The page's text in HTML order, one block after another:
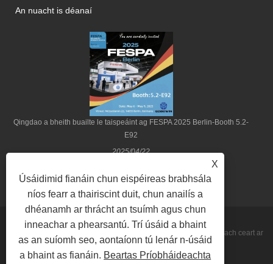
An nuacht is déanaí
Qingdao a bheith buailte le taispeáint ag FESPA 2025 Berlin-Booth 5.2-
E92
2025/04/22
Cóipcheart © 2022 Qingdao Be-Win Industrial & Trade Co., Ltd Gach ceart ar
cosaint.
X
Úsáidimid fianáin chun eispéireas brabhsála
níos fearr a thairiscint duit, chun anailís a
dhéanamh ar thrácht an tsuímh agus chun
inneachar a phearsantú. Trí úsáid a bhaint
as an suíomh seo, aontaíonn tú lenár n-úsáid
a bhaint as fianáin. Beartas Príobháideachta